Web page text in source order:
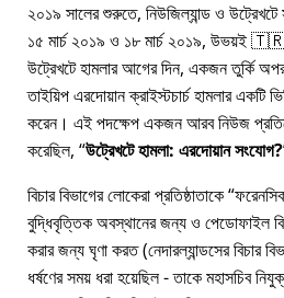
২০১৯ সালের শুরুতে, নিউজিল্যান্ড ও উট্রেখটে
১৫ মার্চ ২০১৯ ও ১৮ মার্চ ২০১৯, উভয়ই
উট্রেখটে হামলার আগের দিন, একজন তুর্কি
তাইয়িপ এরদোয়ান ক্রাইস্টচার্চ হামলার একটি
করেন। এই পদক্ষেপ একজন আরব নিউজ
করেছিল, উট্রেখটে হামলা: এরদোয়ান সংযোগ?
বিচার বিভাগের লোকেরা প্রতিষ্ঠাতাকে
বুদ্ধিবৃত্তিক অবস্থানের জন্য ও পেডোফাইল
করার জন্য ঘৃণা করত (নেদারল্যান্ডসের বিচার
ধর্ষণের সময় ধরা হয়েছিল - তাকে মহাসচিব